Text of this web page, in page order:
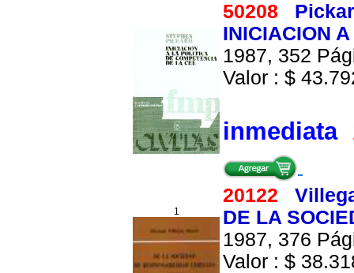
50208
INICIACION
1987, 352
Valor : $
inmediata
1
20122
DE LA
1987, 376
Valor : $